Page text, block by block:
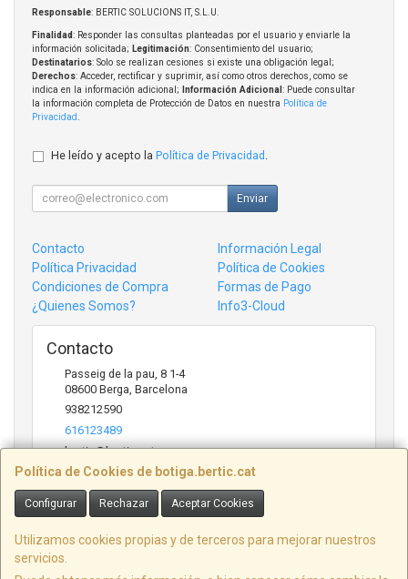
Política de Cookies de botiga.bertic.cat
Configurar Rechazar Aceptar Cookies
Utilizamos cookies propias y de terceros para mejorar nuestros
servicios.
Responsable: BERTIC SOLUCIONS IT, S.L.U.
Finalidad: Responder las consultas planteadas por el usuario y enviarle la
información solicitada; Legitimación: Consentimiento del usuario;
Destinatarios: Solo se realizan cesiones si existe una obligación legal;
Derechos: Acceder, rectificar y suprimir, así como otros derechos, como se
indica en la información adicional;
Información Adicional : Puede consultar
la información completa de Protección de Datos en nuestra Política de
Privacidad
He leído y acepto la Política de Privacidad
Enviar
Contacto
Información Legal
Política Privacidad
Política de Cookies
Condiciones de Compra
Formas de Pago
¿Quienes Somos?
Info3-Cloud
Contacto
Passeig de la pau, 8 1-4
08600 Berga Barcelona
938212590
616123489
bertic@bertic.cat
Horario
Lunes a Viernes (9h-14h | 15h-18h)